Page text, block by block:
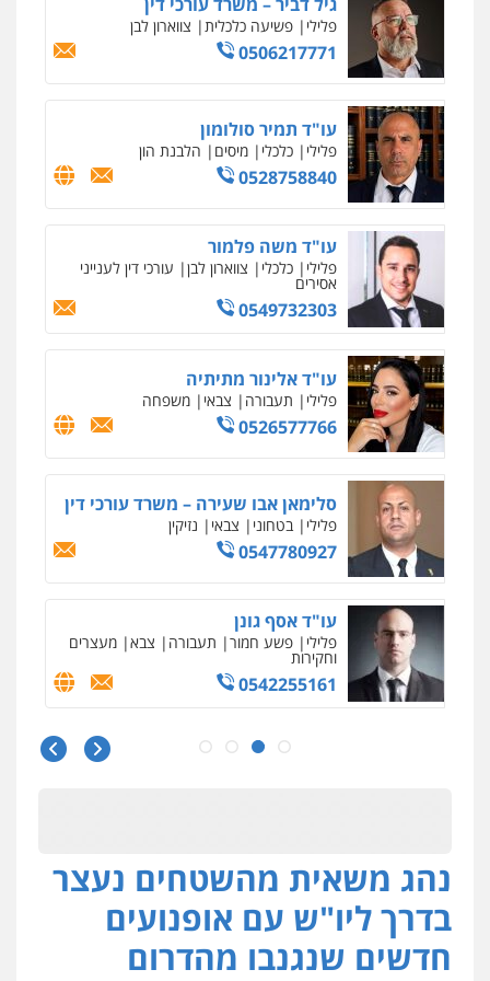
פלילי פשיעה כלכלית צווארון לבן
0506217771
עו"ד תמיר סולומון
פלילי כלכלי מיסים הלבנת הון
0528758840
עו"ד משה פלמור
פלילי כלכלי צווארון לבן עורכי דין לענייני
אסירים
0549732303
עו"ד אלינור מתיתיה
פלילי תעבורה צבאי משפחה
0526577766
סלימאן אבו שעירה – משרד עורכי דין
פלילי בטחוני צבאי נזיקין
0547780927
עו"ד אסף גונן
פלילי פשע חמור תעבורה צבא מעצרים
וחקירות
0542255161
גל דהן – משרד עורך דין פלילי
מעצרים
עו"ד ראוף נג'אר
פלילי עורכי דין לענייני אסירים מעצרים
סמים רכוש
0548009246
נהג משאית מהשטחים נעצר
בדרך ליו"ש עם אופנועים
חדשים שנגנבו מהדרום